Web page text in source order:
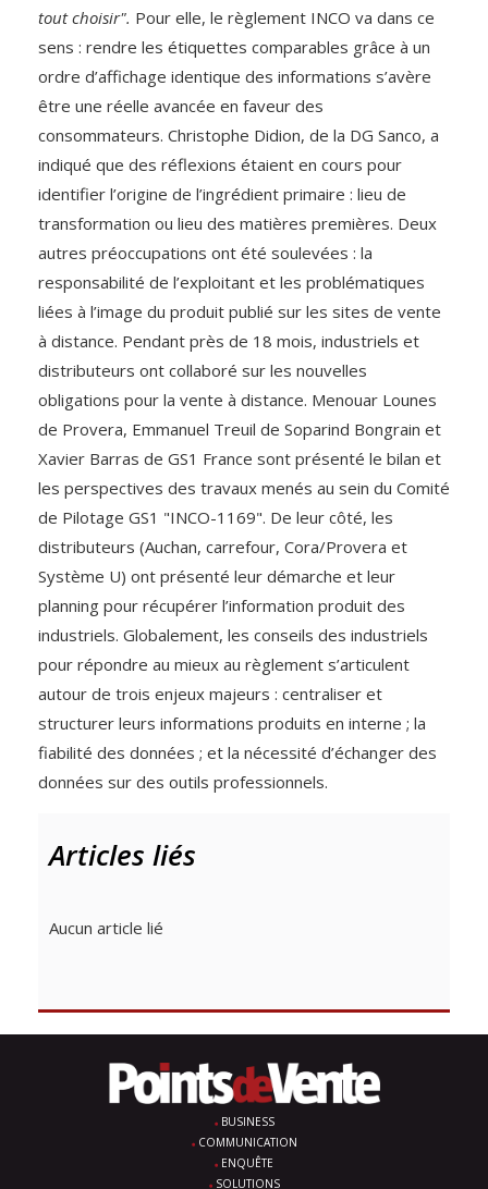
tout choisir". Pour elle, le règlement INCO va dans ce
sens : rendre les étiquettes comparables grâce à un
ordre d’affichage identique des informations s’avère
être une réelle avancée en faveur des
consommateurs. Christophe Didion, de la DG Sanco, a
indiqué que des réflexions étaient en cours pour
identifier l’origine de l’ingrédient primaire : lieu de
transformation ou lieu des matières premières. Deux
autres préoccupations ont été soulevées : la
responsabilité de l’exploitant et les problématiques
liées à l’image du produit publié sur les sites de vente
à distance. Pendant près de 18 mois, industriels et
distributeurs ont collaboré sur les nouvelles
obligations pour la vente à distance. Menouar Lounes
de Provera, Emmanuel Treuil de Soparind Bongrain et
Xavier Barras de GS1 France sont présenté le bilan et
les perspectives des travaux menés au sein du Comité
de Pilotage GS1 "INCO-1169". De leur côté, les
distributeurs (Auchan, carrefour, Cora/Provera et
Système U) ont présenté leur démarche et leur
planning pour récupérer l’information produit des
industriels. Globalement, les conseils des industriels
pour répondre au mieux au règlement s’articulent
autour de trois enjeux majeurs : centraliser et
structurer leurs informations produits en interne ; la
fiabilité des données ; et la nécessité d’échanger des
données sur des outils professionnels.
Articles liés
Aucun article lié
BUSINESS
COMMUNICATION
ENQUÊTE
SOLUTIONS